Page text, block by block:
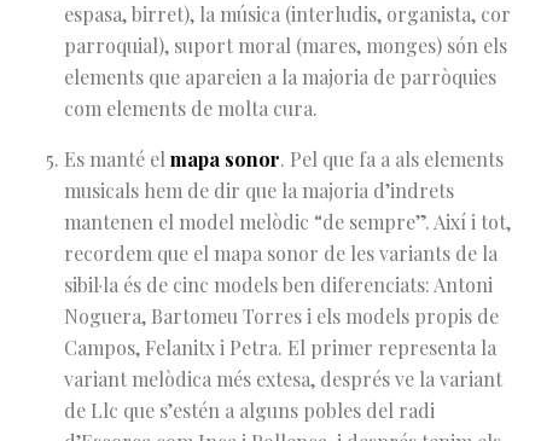
espasa, birret), la música (interludis, organista, cor
parroquial), suport moral (mares, monges) són els
elements que apareien a la majoria de parròquies
com elements de molta cura.
Es manté el mapa sonor. Pel que fa a als elements
musicals hem de dir que la majoria d’indrets
mantenen el model melòdic “de sempre”. Així i tot,
recordem que el mapa sonor de les variants de la
sibil·la és de cinc models ben diferenciats: Antoni
Noguera, Bartomeu Torres i els models propis de
Campos, Felanitx i Petra. El primer representa la
variant melòdica més extesa, després ve la variant
de Llc que s’estén a alguns pobles del radi